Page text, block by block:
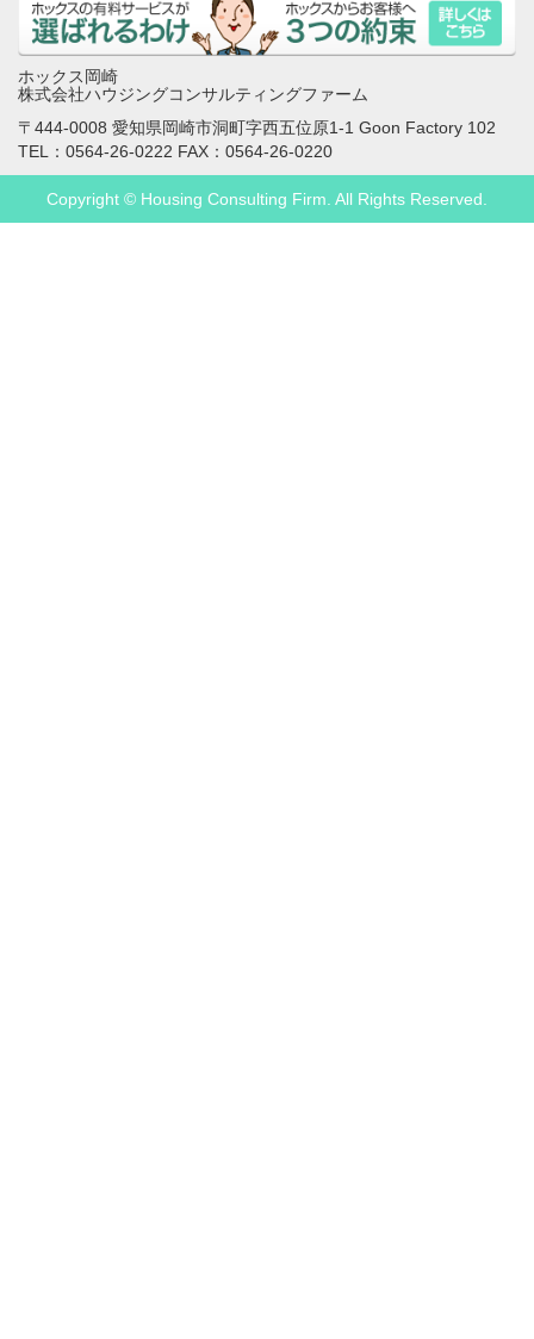
ホックス岡崎
株式会社ハウジングコンサルティングファーム
〒444-0008 愛知県岡崎市洞町字西五位原1-1 Goon Factory 102
TEL：0564-26-0222 FAX：0564-26-0220
Copyright © Housing Consulting Firm. All Rights Reserved.